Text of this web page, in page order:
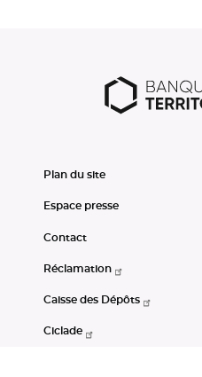
Plan du site
Espace presse
Contact
Réclamation
Caisse des Dépôts
Ciclade